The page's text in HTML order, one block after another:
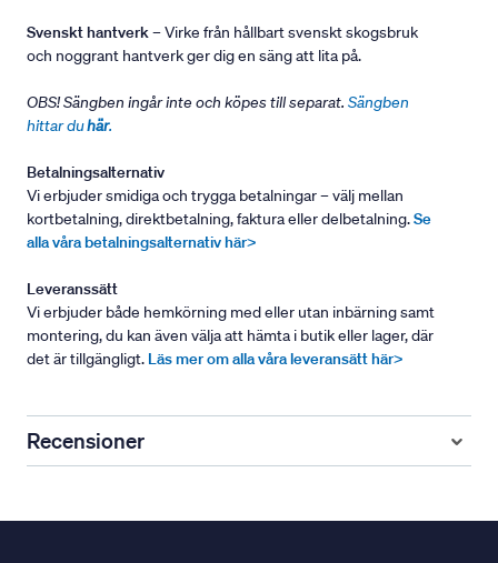
Svenskt hantverk– Virke från hållbart svenskt skogsbruk
och noggrant hantverk ger dig en säng att lita på.
OBS! Sängben ingår inte och köpes till separat. Sängben
hittar duhär.
Betalningsalternativ
Vi erbjuder smidiga och trygga betalningar – välj mellan
kortbetalning, direktbetalning, faktura eller delbetalning.Se
alla våra betalningsalternativ här>
Leveranssätt
Vi erbjuder både hemkörning med eller utan inbärning samt
montering, du kan även välja att hämta i butik eller lager, där
det är tillgängligt. Läs mer om alla våra leveransätt här>
Recensioner